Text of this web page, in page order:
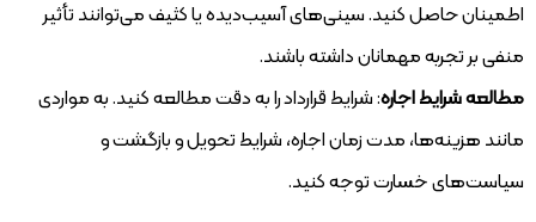
اطمینان حاصل کنید. سینی‌های آسیب‌دیده یا کثیف می‌توانند تأثیر
منفی بر تجربه مهمانان داشته باشند.
مطالعه شرایط اجاره: شرایط قرارداد را به دقت مطالعه کنید. به مواردی
مانند هزینه‌ها، مدت زمان اجاره، شرایط تحویل و بازگشت و
سیاست‌های خسارت توجه کنید.